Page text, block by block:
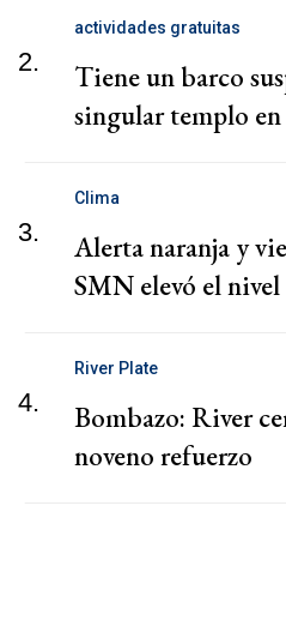
2.
actividades gratuitas
Tiene un barco
singular templo
3.
Clima
Alerta naranja y
SMN elevó el
4.
River Plate
Bombazo: River
noveno refuerzo